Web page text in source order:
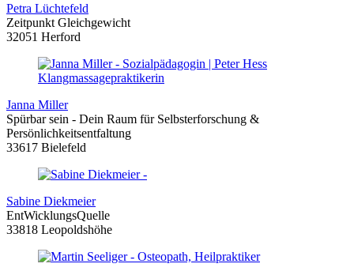
Petra Lüchtefeld
Zeitpunkt Gleichgewicht
32051 Herford
Janna Miller
Spürbar sein - Dein Raum für Selbsterforschung &
Persönlichkeitsentfaltung
33617 Bielefeld
Sabine Diekmeier
EntWicklungsQuelle
33818 Leopoldshöhe